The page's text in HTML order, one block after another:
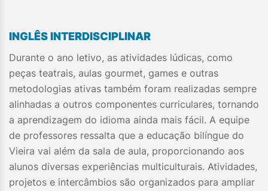
INGLÊS INTERDISCIPLINAR
Durante o ano letivo, as atividades lúdicas, como
peças teatrais, aulas gourmet, games e outras
metodologias ativas também foram realizadas sempre
alinhadas a outros componentes curriculares, tornando
a aprendizagem do idioma ainda mais fácil. A equipe
de professores ressalta que a educação bilíngue do
Vieira vai além da sala de aula, proporcionando aos
alunos diversas experiências multiculturais. Atividades,
projetos e intercâmbios são organizados para ampliar